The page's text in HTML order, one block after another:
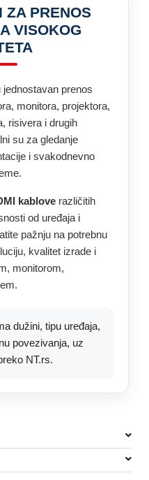
ZA PRENOS
VISOKOG
prenos
monitora, projektora,
risivera i drugih
su za gledanje
i svakodnevno
kablove različitih
od uređaja i
pažnju na potrebnu
kvalitet izrade i
monitorom,
dužini, tipu uređaja,
povezivanja, uz
NT.rs.